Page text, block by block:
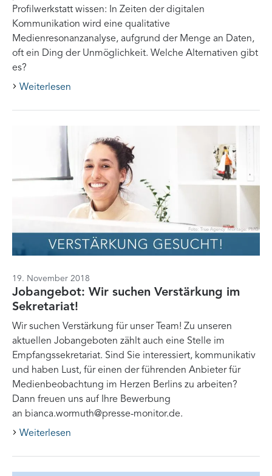
Profilwerkstatt wissen: In Zeiten der digitalen
Kommunikation wird eine qualitative
Medienresonanzanalyse, aufgrund der Menge an Daten,
oft ein Ding der Unmöglichkeit. Welche Alternativen gibt
es?
Weiterlesen
19. November 2018
Jobangebot: Wir suchen Verstärkung im
Sekretariat!
Wir suchen Verstärkung für unser Team! Zu unseren
aktuellen Jobangeboten zählt auch eine Stelle im
Empfangssekretariat. Sind Sie interessiert, kommunikativ
und haben Lust, für einen der führenden Anbieter für
Medienbeobachtung im Herzen Berlins zu arbeiten?
Dann freuen uns auf Ihre Bewerbung
an bianca.wormuth@presse-monitor.de.
Weiterlesen